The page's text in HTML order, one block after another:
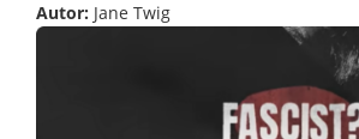
Autor: Jane Twig